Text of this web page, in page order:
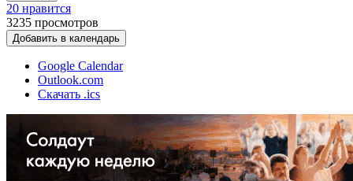
20 нравится
3235 просмотров
Добавить в календарь
Google Calendar
Outlook.com
Скачать .ics